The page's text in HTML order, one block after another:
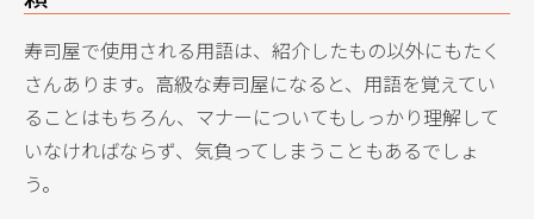
寿司屋で使用される用語は、紹介したもの以外にもたく
さんあります。高級な寿司屋になると、用語を覚えてい
ることはもちろん、マナーについてもしっかり理解して
いなければならず、気負ってしまうこともあるでしょ
う。